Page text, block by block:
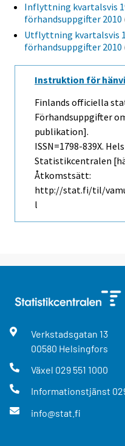
Inflyttning kvartalsvis
förhandsuppgifter 2010
Utflyttning kvartalsvis
förhandsuppgifter 2010
Instruktion för
Finlands officiella
Förhandsuppgifter
publikation].
ISSN=1798-839X.
Statistikcentralen
Åtkomstsätt:
http://stat.fi/til/
l
Verkstadsgatan 13
00580 Helsingfors
Växel 029 551 1000
Informationstjänst
info@stat.fi